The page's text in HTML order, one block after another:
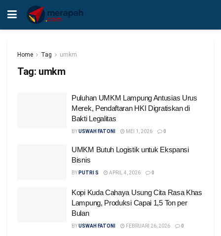
Home Tag umkm
Tag: umkm
Puluhan UMKM Lampung Antusias Urus
Merek, Pendaftaran HKI Digratiskan di
Bakti Legalitas
BYUSWAH FATONI MEI 1, 2026 0
UMKM Butuh Logistik untuk Ekspansi
Bisnis
BY PUTRI S APRIL 4, 2026 0
Kopi Kuda Cahaya Usung Cita Rasa Khas
Lampung, Produksi Capai 1,5 Ton per
Bulan
BYUSWAH FATONI FEBRUARI 26, 2026 0